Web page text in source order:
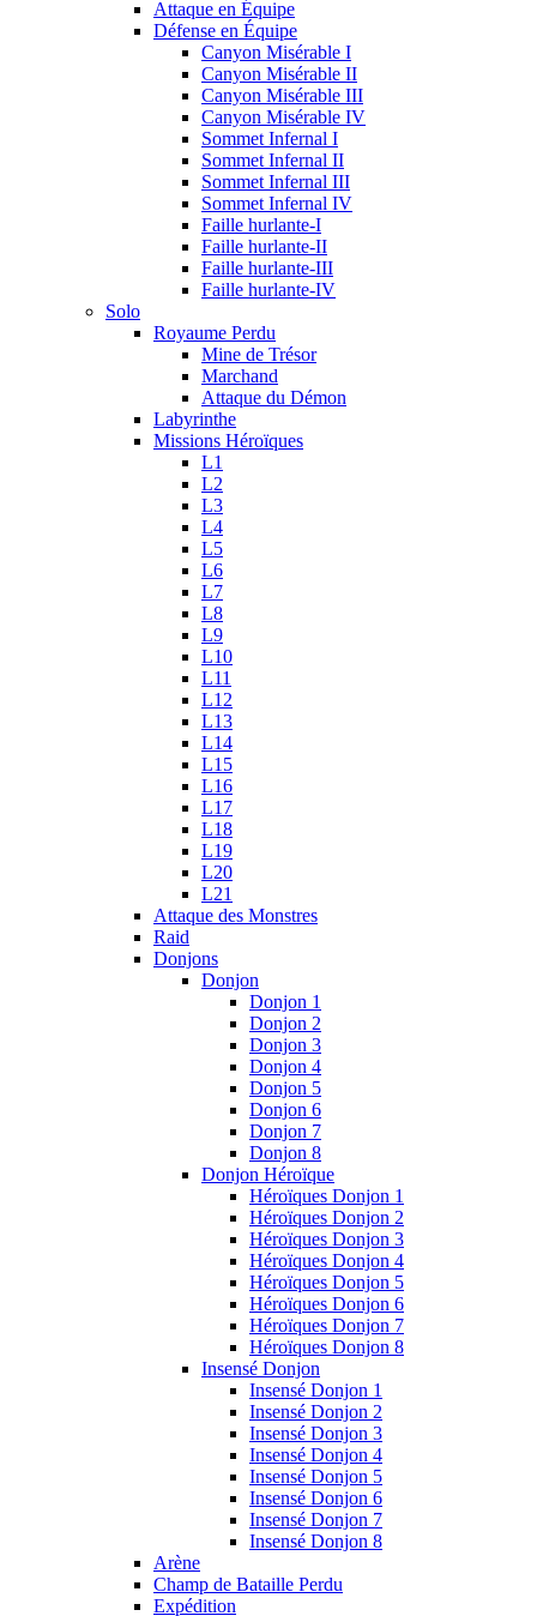
Attaque en Équipe
Défense en Équipe
Canyon Misérable I
Canyon Misérable II
Canyon Misérable III
Canyon Misérable IV
Sommet Infernal I
Sommet Infernal II
Sommet Infernal III
Sommet Infernal IV
Faille hurlante-I
Faille hurlante-II
Faille hurlante-III
Faille hurlante-IV
Solo
Royaume Perdu
Mine de Trésor
Marchand
Attaque du Démon
Labyrinthe
Missions Héroïques
L1
L2
L3
L4
L5
L6
L7
L8
L9
L10
L11
L12
L13
L14
L15
L16
L17
L18
L19
L20
L21
Attaque des Monstres
Raid
Donjons
Donjon
Donjon 1
Donjon 2
Donjon 3
Donjon 4
Donjon 5
Donjon 6
Donjon 7
Donjon 8
Donjon Héroïque
Héroïques Donjon 1
Héroïques Donjon 2
Héroïques Donjon 3
Héroïques Donjon 4
Héroïques Donjon 5
Héroïques Donjon 6
Héroïques Donjon 7
Héroïques Donjon 8
Insensé Donjon
Insensé Donjon 1
Insensé Donjon 2
Insensé Donjon 3
Insensé Donjon 4
Insensé Donjon 5
Insensé Donjon 6
Insensé Donjon 7
Insensé Donjon 8
Arène
Champ de Bataille Perdu
Expédition